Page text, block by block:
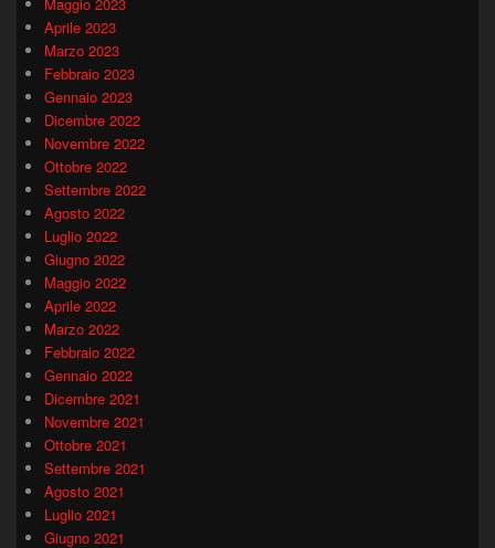
Aprile 2023
Marzo 2023
Febbraio 2023
Gennaio 2023
Dicembre 2022
Novembre 2022
Ottobre 2022
Settembre 2022
Agosto 2022
Luglio 2022
Giugno 2022
Maggio 2022
Aprile 2022
Marzo 2022
Febbraio 2022
Gennaio 2022
Dicembre 2021
Novembre 2021
Ottobre 2021
Settembre 2021
Agosto 2021
Luglio 2021
Giugno 2021